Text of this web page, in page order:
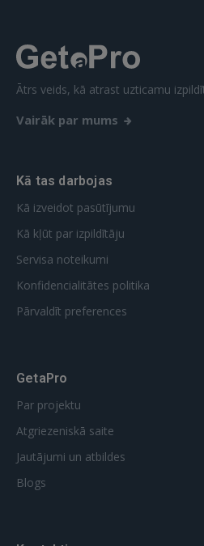
 Sign in
Vēl neesat
Ātrs veids, kā atrast uzticamu
Vairāk par mums
Kā tas darbojas
Kā izveidot pasūtījumu
Kā kļūt par izpildītāju
Servisa noteikumi
Konfidencialitātes politika
Pārvaldīt preferences
GetaPro
Par projektu
Atgriezeniskā saite
Jautājumi un atbildes
Blogs